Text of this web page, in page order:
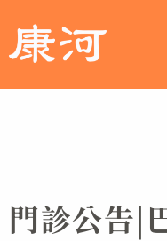
門診公告|